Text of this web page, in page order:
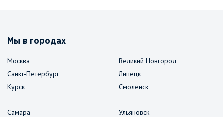
Мы в городах
Москва
Санкт-Петербург
Курск
Великий Новгород
Липецк
Смоленск
Самара
Ульяновск